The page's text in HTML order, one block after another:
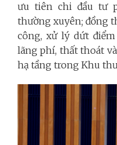
ưu tiên chi đầu tư
thường xuyên; đồng
công, xử lý dứt
lãng phí, thất thoát
hạ tầng trong Khu